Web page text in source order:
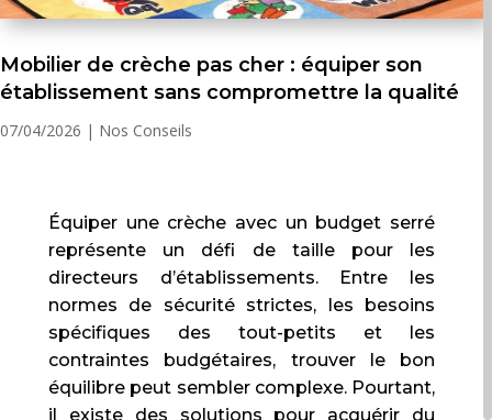
Mobilier de crèche pas cher : équiper son
établissement sans compromettre la qualité
07/04/2026 | Nos Conseils
Équiper une crèche avec un budget serré
représente un défi de taille pour les
directeurs d’établissements. Entre les
normes de sécurité strictes, les besoins
spécifiques des tout-petits et les
contraintes budgétaires, trouver le bon
équilibre peut sembler complexe. Pourtant,
il existe des solutions pour acquérir du